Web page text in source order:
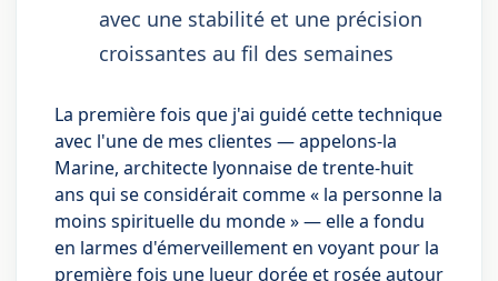
avec une stabilité et une précision
croissantes au fil des semaines
La première fois que j'ai guidé cette technique
avec l'une de mes clientes — appelons-la
Marine, architecte lyonnaise de trente-huit
ans qui se considérait comme « la personne la
moins spirituelle du monde » — elle a fondu
en larmes d'émerveillement en voyant pour la
première fois une lueur dorée et rosée autour